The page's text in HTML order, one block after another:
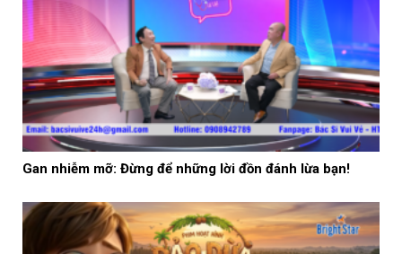
Gan nhiễm mỡ: Đừng để những lời đồn đánh lừa bạn!